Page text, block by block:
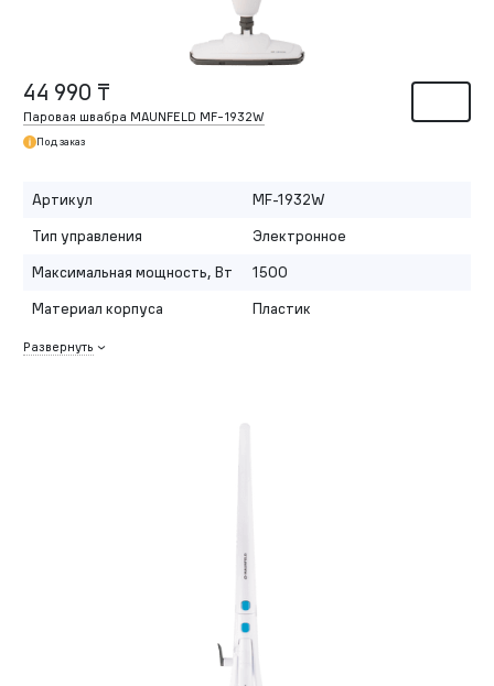
44 990 ₸
Паровая швабра MAUNFELD MF-1932W
Под заказ
Артикул
MF-1932W
Тип управления
Электронное
Максимальная мощность, Вт
1500
Материал корпуса
Пластик
Развернуть